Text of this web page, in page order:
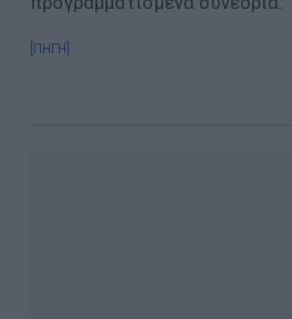
[ΠΗΓΗ]